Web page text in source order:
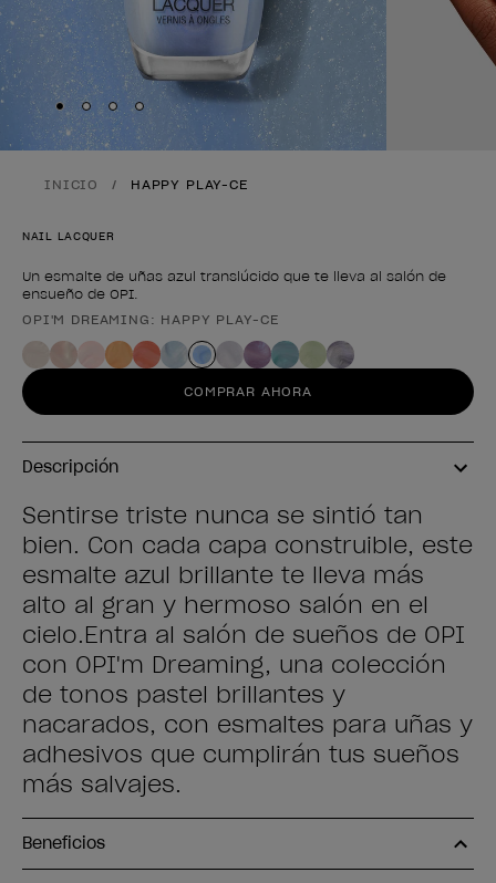
Skip to slide 1
Skip to slide 2
Skip to slide 3
Skip to slide 4
INICIO HAPPY PLAY-CE
NAIL LACQUER
Un esmalte de uñas azul translúcido que te lleva al salón de
ensueño de OPI.
Forma del producto
OPI'M DREAMING: HAPPY PLAY-CE
COMPRAR AHORA
Descripción
Sentirse triste nunca se sintió tan
bien. Con cada capa construible, este
esmalte azul brillante te lleva más
alto al gran y hermoso salón en el
cielo.Entra al salón de sueños de OPI
con OPI'm Dreaming, una colección
de tonos pastel brillantes y
nacarados, con esmaltes para uñas y
adhesivos que cumplirán tus sueños
más salvajes.
Beneficios